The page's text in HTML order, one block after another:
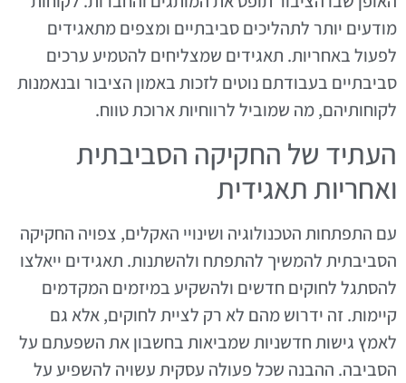
מודעים יותר לתהליכים סביבתיים ומצפים מתאגידים
לפעול באחריות. תאגידים שמצליחים להטמיע ערכים
סביבתיים בעבודתם נוטים לזכות באמון הציבור ובנאמנות
לקוחותיהם, מה שמוביל לרווחיות ארוכת טווח.
העתיד של החקיקה הסביבתית
ואחריות תאגידית
עם התפתחות הטכנולוגיה ושינויי האקלים, צפויה החקיקה
הסביבתית להמשיך להתפתח ולהשתנות. תאגידים ייאלצו
להסתגל לחוקים חדשים ולהשקיע במיזמים המקדמים
קיימות. זה ידרוש מהם לא רק לציית לחוקים, אלא גם
לאמץ גישות חדשניות שמביאות בחשבון את השפעתם על
הסביבה. ההבנה שכל פעולה עסקית עשויה להשפיע על